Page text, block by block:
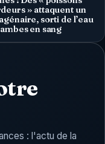
» attaquent un
sorti de l’eau
en sang
: l'actu de la